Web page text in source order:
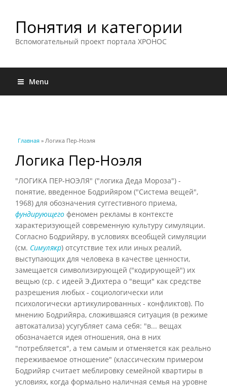
Понятия и категории
Вспомогательный проект портала ХРОНОС
Menu
Вы здесь
Главная » Логика Пер-Ноэля
Логика Пер-Ноэля
"ЛОГИКА ПЕР-НОЭЛЯ" ("логика Деда Мороза") -
понятие, введенное Бодрийяром ("Система вещей",
1968) для обозначения суггестивного приема,
фундирующего феномен рекламы в контексте
характеризующей современную культуру симуляции.
Согласно Бодрийяру, в условиях всеобщей симуляции
(см. Симулякр) отсутствие тех или иных реалий,
выступающих для человека в качестве ценности,
замещается символизирующей ("кодирующей") их
вещью (ср. с идеей Э.Дихтера о "вещи" как средстве
разрешения любых - социологически или
психологически артикулированных - конфликтов). По
мнению Бодрийяра, сложившаяся ситуация (в режиме
автокатализа) усугубляет сама себя: "в... вещах
обозначается идея отношения, она в них
"потребляется", а тем самым и отменяется как реально
переживаемое отношение" (классическим примером
Бодрийяр считает меблировку семейной квартиры в
условиях, когда формально наличная семья на уровне